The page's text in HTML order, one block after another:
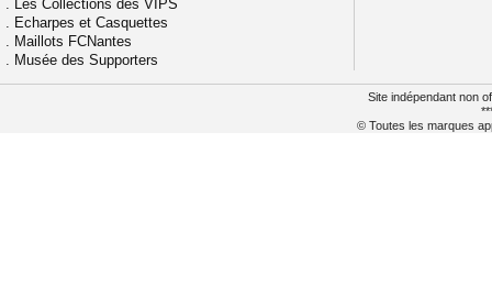
. Les Collections des VIPS
. Echarpes et Casquettes
. Maillots FCNantes
. Musée des Supporters
Site indépendant non
© Toutes les marques